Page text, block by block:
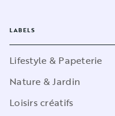
LABELS
Lifestyle & Papeterie
Nature & Jardin
Loisirs créatifs